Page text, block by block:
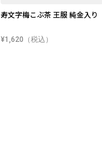
寿文字梅こぶ茶 王服 純金入り
¥1,620（税込）